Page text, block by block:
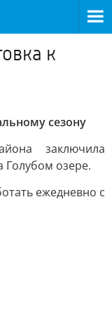
к
сезону
заключила
Голубом озере.
ежедневно с